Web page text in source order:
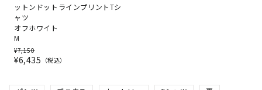
ットンドットラインプリントTシ
ャツ
オフホワイト
M
¥7,150
¥6,435 税込